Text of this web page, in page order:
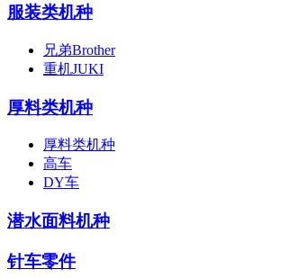
服装类机种
兄弟Brother
重机JUKI
厚料类机种
厚料类机种
高车
DY车
潜水面料机种
针车零件